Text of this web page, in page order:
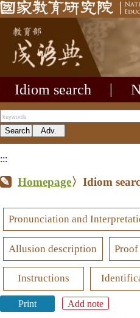
Idiom search
:::
Homepage〉Idiom
Pronunciation and
Allusion description
Instructions
Print Add note